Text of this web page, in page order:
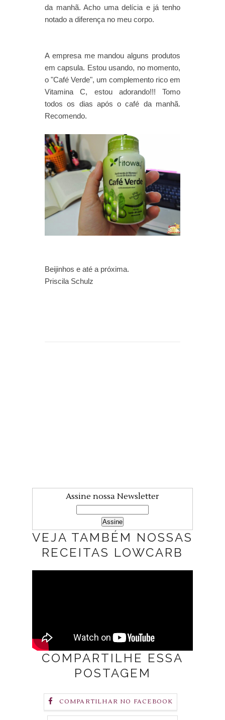
da manhã. Acho uma delícia e já tenho
notado a diferença no meu corpo.
A empresa me mandou alguns produtos
em capsula. Estou usando, no momento,
o "Café Verde", um complemento rico em
Vitamina C, estou adorando!!! Tomo
todos os dias após o café da manhã.
Recomendo.
Beijinhos e até a próxima.
Priscila Schulz
Assine nossa Newsletter
VEJA TAMBÉM NOSSAS
RECEITAS LOWCARB
COMPARTILHE ESSA
POSTAGEM
COMPARTILHAR NO FACEBOOK